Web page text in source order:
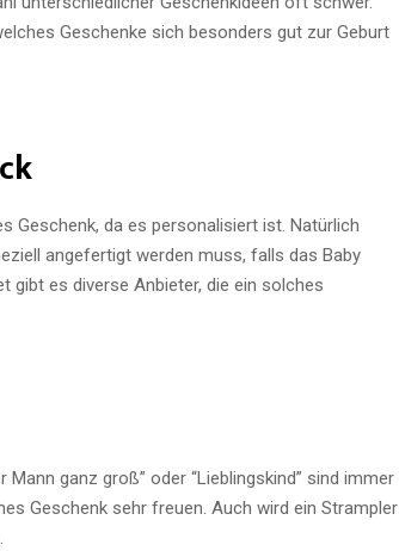
Geschenke sich besonders gut zur Geburt
Geschenk, da es personalisiert ist. Natürlich
angefertigt werden muss, falls das Baby
gibt es diverse Anbieter, die ein solches
ganz groß” oder “Lieblingskind” sind immer
Geschenk sehr freuen. Auch wird ein Strampler